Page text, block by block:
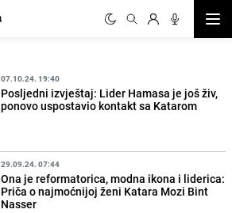
07.10.24. 19:40
Posljedni izvještaj: Lider Hamasa je još živ,
ponovo uspostavio kontakt sa Katarom
29.09.24. 07:44
Ona je reformatorica, modna ikona i liderica:
Priča o najmoćnijoj ženi Katara Mozi Bint
Nasser